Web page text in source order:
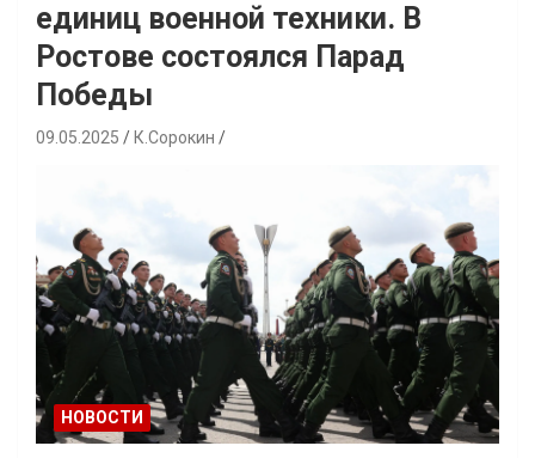
единиц военной техники. В
Ростове состоялся Парад
Победы
09.05.2025 К.Сорокин
НОВОСТИ